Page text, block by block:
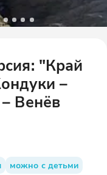
"Край
–
Венёв
можно с детьми